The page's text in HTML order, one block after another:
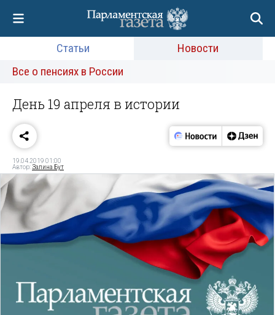
Статьи
Новости
Все о пенсиях в России
День 19 апреля в истории
19.04.2019 01:00
Автор:Залина Бут